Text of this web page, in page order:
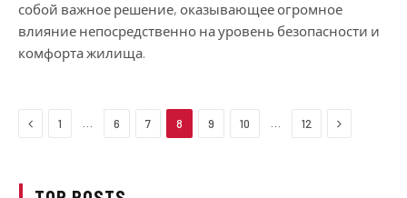
собой важное решение, оказывающее огромное
влияние непосредственно на уровень безопасности и
комфорта жилища.
Previous
1 6 7 8 9 10 12 Next